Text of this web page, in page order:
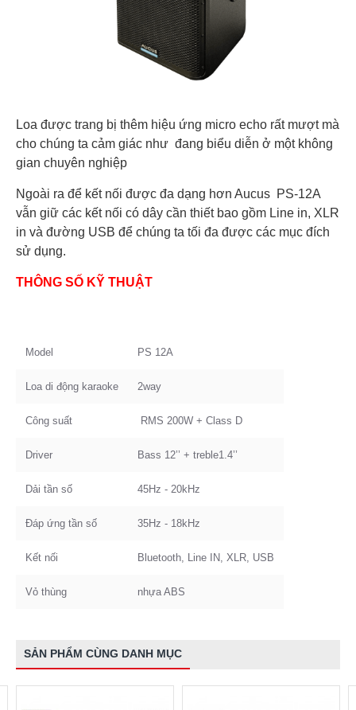
Loa được trang bị thêm hiệu ứng micro echo rất mượt mà
cho chúng ta cảm giác như đang biểu diễn ở một không
gian chuyên nghiệp
Ngoài ra để kết nối được đa dạng hơn Aucus PS-12A
vẫn giữ các kết nối có dây cần thiết bao gồm Line in, XLR
in và đường USB để chúng ta tối đa được các mục đích
sử dụng.
THÔNG SỐ KỸ THUẬT
Model PS 12A
Loa di động karaoke 2way
Công suất RMS 200W + Class D
Driver Bass 12’’ + treble1.4’’
Dải tần số 45Hz - 20kHz
Đáp ứng tần số 35Hz - 18kHz
Kết nối Bluetooth, Line IN, XLR, USB
Vỏ thùng nhựa ABS
SẢN PHẨM CÙNG DANH MỤC